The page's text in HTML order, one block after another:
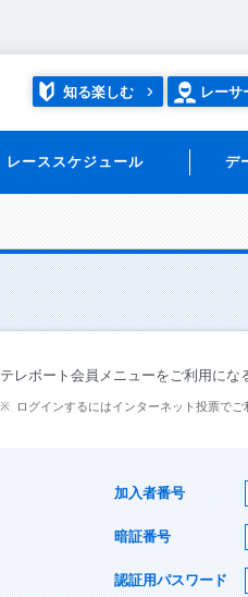
知る楽しむ レーサ
レーススケジュール デ
テレボート会員メニューをご利用にな
ログインするにはインターネット投票で
加入者番号
暗証番号
認証用パスワード